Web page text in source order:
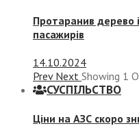
Протаранив дерево
пасажирів
14.10.2024
Prev Next Showing 1
СУСПIЛЬСТВО
Ціни на АЗС скоро